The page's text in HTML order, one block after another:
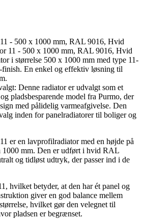
- 500 x 1000 mm, RAL 9016, Hvid
i størrelse 500 x 1000 mm med type 11-
En enkel og effektiv løsning til
Denne radiator er udvalgt som et
pladsbesparende model fra Purmo, der
med pålidelig varmeafgivelse. Den
inden for panelradiatorer til boliger og
er en lavprofilradiator med en højde på
1000 mm. Den er udført i hvid RAL
og tidløst udtryk, der passer ind i de
hvilket betyder, at den har ét panel og
giver en god balance mellem
hvilket gør den velegnet til
pladsen er begrænset.